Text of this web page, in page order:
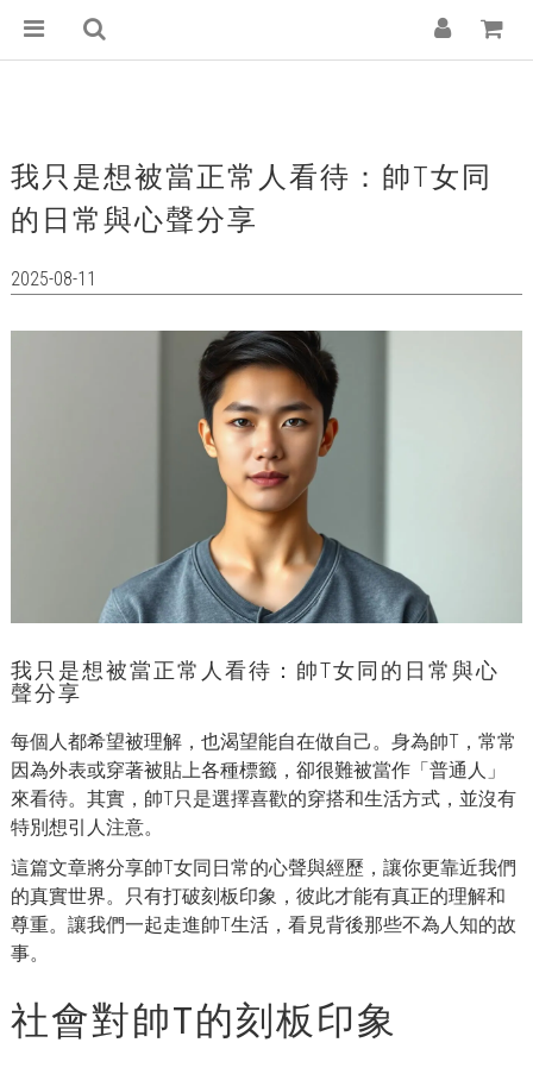
我只是想被當正常人看待：帥T女同
的日常與心聲分享
2025-08-11
我只是想被當正常人看待：帥T女同的日常與心
聲分享
每個人都希望被理解，也渴望能自在做自己。身為帥T，常常
因為外表或穿著被貼上各種標籤，卻很難被當作「普通人」
來看待。其實，帥T只是選擇喜歡的穿搭和生活方式，並沒有
特別想引人注意。
這篇文章將分享帥T女同日常的心聲與經歷，讓你更靠近我們
的真實世界。只有打破刻板印象，彼此才能有真正的理解和
尊重。讓我們一起走進帥T生活，看見背後那些不為人知的故
事。
社會對帥T的刻板印象